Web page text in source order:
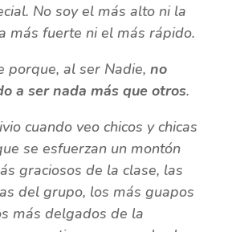
No soy el más alto ni la
más fuerte ni el más rápido.
porque, al ser Nadie, no
a ser nada más que otros.
cuando veo chicos y chicas
se esfuerzan un montón
graciosos de la clase, las
del grupo, los más guapos
más delgados de la